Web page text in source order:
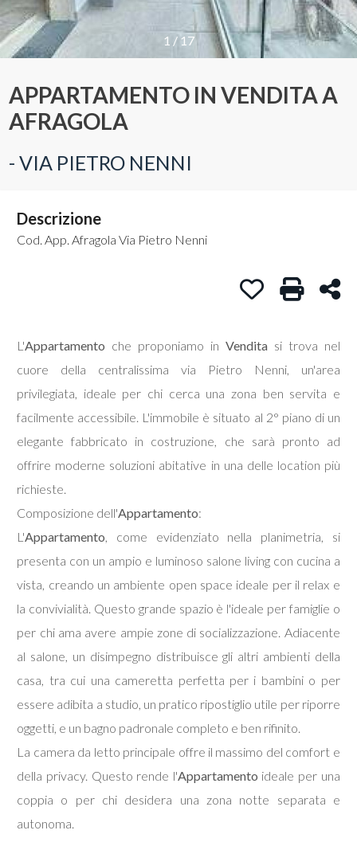
1 / 17
APPARTAMENTO IN VENDITA A
AFRAGOLA
- VIA PIETRO NENNI
Descrizione
Cod. App. Afragola Via Pietro Nenni
Stampa:
Preferiti: Cod.
L'Appartamento che proponiamo in Venditasi trova nel
cuore della centralissima via Pietro Nenni, un'area
privilegiata, ideale per chi cerca una zona ben servita e
facilmente accessibile. L'immobile è situato al 2° piano di un
elegante fabbricato in costruzione, che sarà pronto ad
offrire moderne soluzioni abitative in una delle location più
richieste.
Composizione dell'Appartamento:
L'Appartamento, come evidenziato nella planimetria, si
presenta con un ampio e luminoso salone living con cucina a
vista, creando un ambiente open space ideale per il relax e
la convivialità. Questo grande spazio è l'ideale per famiglie o
per chi ama avere ampie zone di socializzazione. Adiacente
al salone, un disimpegno distribuisce gli altri ambienti della
casa, tra cui una cameretta perfetta per i bambini o per
essere adibita a studio, un pratico ripostiglio utile per riporre
oggetti, e un bagno padronale completo e ben rifinito.
La camera da letto principale offre il massimo del comfort e
della privacy. Questo rende l'Appartamento ideale per una
coppia o per chi desidera una zona notte separata e
autonoma.
Provincia
Comune
Tipologia
-
Residenziali
Commerciali
Terreni
Totale
Locali